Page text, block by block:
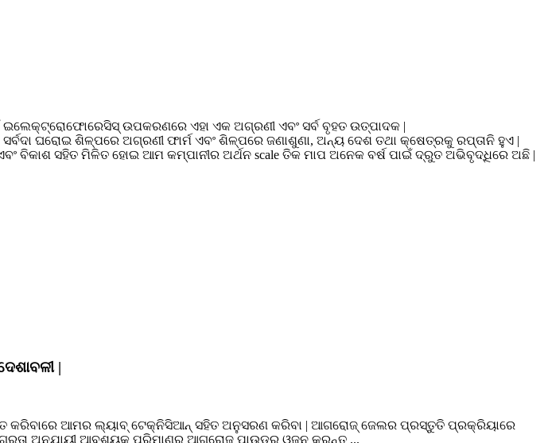
ଇଲେକ୍ଟ୍ରୋଫୋରେସିସ୍ ଉପକରଣରେ ଏହା ଏକ ଅଗ୍ରଣୀ ଏବଂ ସର୍ବ ବୃହତ ଉତ୍ପାଦକ |
ଘରୋଇ ଶିଳ୍ପରେ ଅଗ୍ରଣୀ ଫାର୍ମ ଏବଂ ଶିଳ୍ପରେ ଜଣାଶୁଣା, ଅନ୍ୟ ଦେଶ ତଥା କ୍ଷେତ୍ରକୁ ରପ୍ତାନି ହୁଏ |
ବିକାଶ ସହିତ ମିଳିତ ହୋଇ ଆମ କମ୍ପାନୀର ଅର୍ଥନ scale ତିକ ମାପ ଅନେକ ବର୍ଷ ପାଇଁ ଦ୍ରୁତ ଅଭିବୃଦ୍ଧିରେ ଅଛି |
|
କରିବାରେ ଆମର ଲ୍ୟାବ୍ ଟେକ୍ନିସିଆନ୍ ସହିତ ଅନୁସରଣ କରିବା | ଆଗରୋଜ୍ ଜେଲର ପ୍ରସ୍ତୁତି ପ୍ରକ୍ରିୟାରେ
ଅନୁଯାୟୀ ଆବଶ୍ୟକ ପରିମାଣର ଆଗରୋଜ୍ ପାଉଡର ଓଜନ କରନ୍ତୁ ...